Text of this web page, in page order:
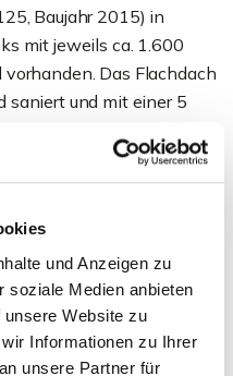
und Anzeigen zu
soziale Medien anbieten
Website zu
Informationen zu Ihrer
unsere Partner für
Baujahr 2015) in
mit jeweils ca. 1.600
Das Flachdach
saniert und mit einer 5
Platz zur Erholung und
überdacht und lädt